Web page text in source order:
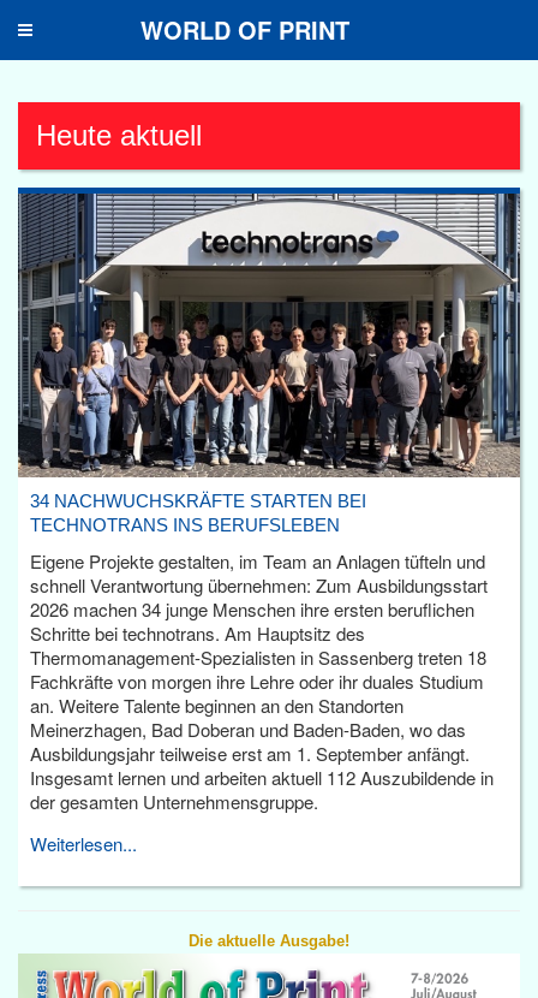
Toggle
WORLD OF PRINT
Heute aktuell
34 NACHWUCHSKRÄFTE STARTEN BEI
TECHNOTRANS INS BERUFSLEBEN
Eigene Projekte gestalten, im Team an Anlagen tüfteln und
schnell Verantwortung übernehmen: Zum Ausbildungsstart
2026 machen 34 junge Menschen ihre ersten beruflichen
Schritte bei technotrans. Am Hauptsitz des
Thermomanagement-Spezialisten in Sassenberg treten 18
Fachkräfte von morgen ihre Lehre oder ihr duales Studium
an. Weitere Talente beginnen an den Standorten
Meinerzhagen, Bad Doberan und Baden-Baden, wo das
Ausbildungsjahr teilweise erst am 1. September anfängt.
Insgesamt lernen und arbeiten aktuell 112 Auszubildende in
der gesamten Unternehmensgruppe.
Weiterlesen...
Die aktuelle Ausgabe!